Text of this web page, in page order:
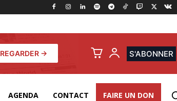
REGARDER → S'ABONNER
AGENDA CONTACT FAIRE UN DON